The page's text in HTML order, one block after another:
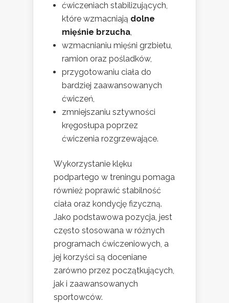
ćwiczeniach stabilizujących,
które wzmacniają dolne
mięśnie brzucha,
wzmacnianiu mięśni grzbietu,
ramion oraz pośladków,
przygotowaniu ciała do
bardziej zaawansowanych
ćwiczeń,
zmniejszaniu sztywności
kręgosłupa poprzez
ćwiczenia rozgrzewające.
Wykorzystanie klęku
podpartego w treningu pomaga
również poprawić stabilność
ciała oraz kondycję fizyczną.
Jako podstawowa pozycja, jest
często stosowana w różnych
programach ćwiczeniowych, a
jej korzyści są doceniane
zarówno przez początkujących,
jak i zaawansowanych
sportowców.